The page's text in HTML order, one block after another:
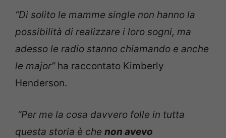
“Di solito le mamme single non hanno la
possibilità di realizzare i loro sogni, ma
adesso le radio stanno chiamando e anche
le major”ha raccontato Kimberly
Henderson.
“Per me la cosa davvero folle in tutta
questa storia è che non avevo